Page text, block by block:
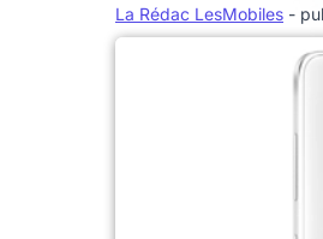
La Rédac LesMobiles -